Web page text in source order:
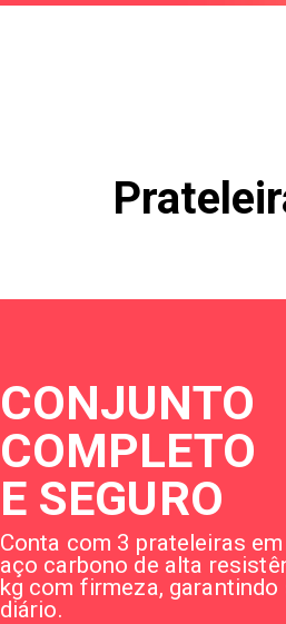
CONJUNTO
COMPLETO
E SEGURO
Conta com 3 prateleiras
aço carbono de alta
kg com firmeza,
diário.